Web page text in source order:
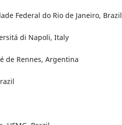
Federal do Rio de Janeiro, Brazil
di Napoli, Italy
de Rennes, Argentina